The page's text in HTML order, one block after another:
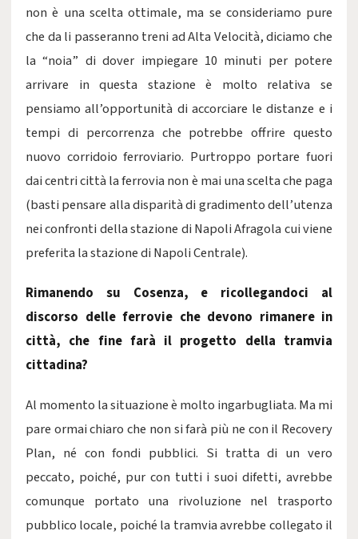
non è una scelta ottimale, ma se consideriamo pure
che da li passeranno treni ad Alta Velocità, diciamo che
la “noia” di dover impiegare 10 minuti per potere
arrivare in questa stazione è molto relativa se
pensiamo all’opportunità di accorciare le distanze e i
tempi di percorrenza che potrebbe offrire questo
nuovo corridoio ferroviario. Purtroppo portare fuori
dai centri città la ferrovia non è mai una scelta che paga
(basti pensare alla disparità di gradimento dell’utenza
nei confronti della stazione di Napoli Afragola cui viene
preferita la stazione di Napoli Centrale).
Rimanendo su Cosenza, e ricollegandoci al
discorso delle ferrovie che devono rimanere in
città, che fine farà il progetto della tramvia
cittadina?
Al momento la situazione è molto ingarbugliata. Ma mi
pare ormai chiaro che non si farà più ne con il Recovery
Plan, né con fondi pubblici. Si tratta di un vero
peccato, poiché, pur con tutti i suoi difetti, avrebbe
comunque portato una rivoluzione nel trasporto
pubblico locale, poiché la tramvia avrebbe collegato il